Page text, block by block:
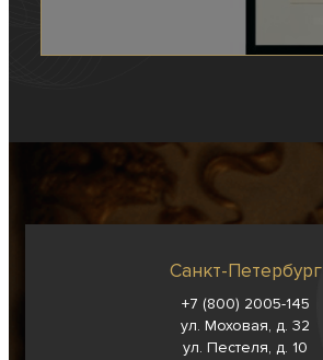
Санкт-Петербург
+7 (800) 2005-145
ул. Моховая, д. 32
ул. Пестеля, д. 10